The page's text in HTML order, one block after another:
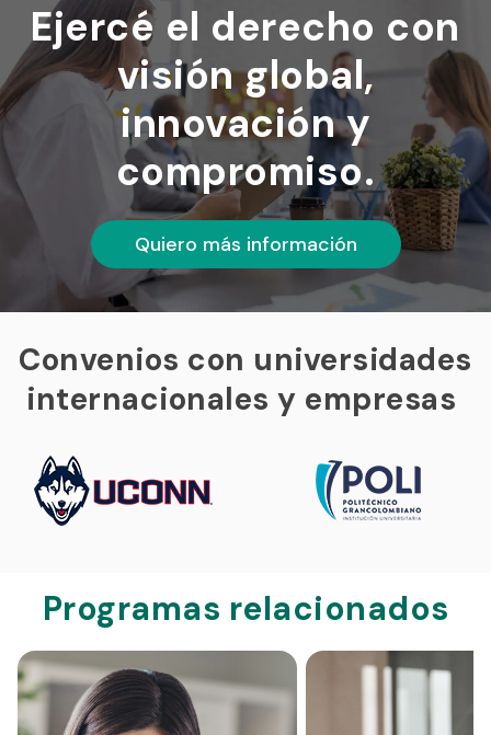
Ejercé el derecho con
visión global,
innovación y
compromiso.
Quiero más información
Convenios con universidades
internacionales y empresas
Programas relacionados